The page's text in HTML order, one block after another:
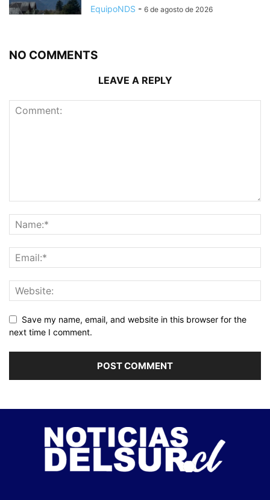
EquipoNDS - 6 de agosto de 2026
NO COMMENTS
LEAVE A REPLY
Save my name, email, and website in this browser for the
next time I comment.